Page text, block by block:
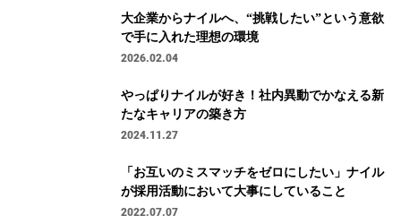
大企業からナイルへ、“挑戦したい”という意欲
で手に入れた理想の環境
2026.02.04
やっぱりナイルが好き！社内異動でかなえる新
たなキャリアの築き方
2024.11.27
「お互いのミスマッチをゼロにしたい」ナイル
が採用活動において大事にしていること
2022.07.07